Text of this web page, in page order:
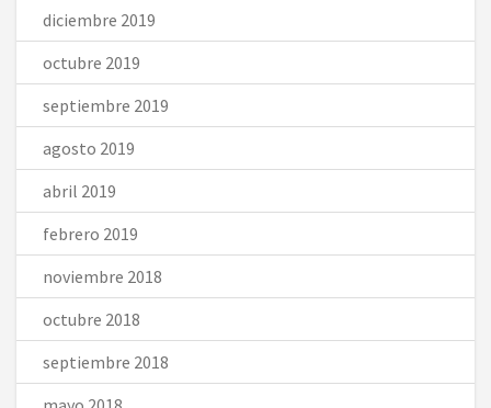
diciembre 2019
octubre 2019
septiembre 2019
agosto 2019
abril 2019
febrero 2019
noviembre 2018
octubre 2018
septiembre 2018